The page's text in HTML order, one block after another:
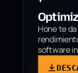
Hone te
software